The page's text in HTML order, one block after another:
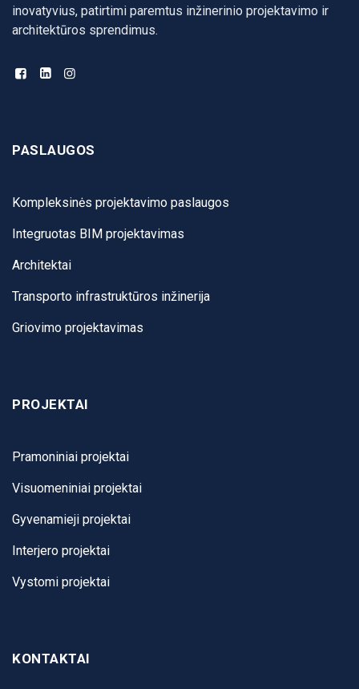
inovatyvius, patirtimi paremtus inžinerinio projektavimo ir
architektūros sprendimus.
PASLAUGOS
Kompleksinės projektavimo paslaugos
Integruotas BIM projektavimas
Architektai
Transporto infrastruktūros inžinerija
Griovimo projektavimas
PROJEKTAI
Pramoniniai projektai
Visuomeniniai projektai
Gyvenamieji projektai
Interjero projektai
Vystomi projektai
KONTAKTAI